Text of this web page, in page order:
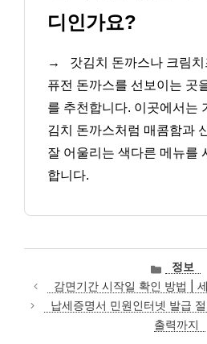
디인가요?
→
갓김치 돈까스나 크림
퓨전 돈까스를 선보이는 곳
를 추천합니다. 이곳에서는
김치 돈까스처럼 매콤함과
잘 어울리는 색다른 메뉴를
합니다.
카
테
고
리
정보
감면기간 시작일 확인 방법 |
납세증명서 민원인터넷 발급
출력까지